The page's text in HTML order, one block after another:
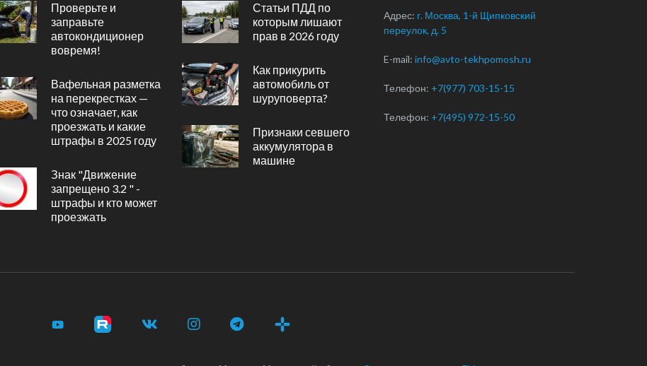
Проверьте и
заправьте
автокондиционер
вовремя!
Вафельная разметка
на перекрестках —
что означает, как
проезжать и какие
штрафы в 2025 году
Знак "Движение
запрещено 3.2 " -
штрафы и кто может
проезжать
Статьи ПДД по
которым лишают
прав в 2026 году
Как прикурить
автомобиль от
шуруповерта?
Признаки севшего
аккумулятора в
машине
Адрес: г. Москва, 1-й Щипковский
переулок, д. 5
E-mail: info@avto-tekhpomosh.ru
Телефон: +7(977) 703-15-15
Телефон: +7(495) 972-15-50